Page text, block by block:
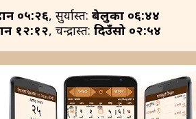
०५:२६, सुर्यास्त: बेलुका ०६:४४
१२:१२, चन्द्रास्त: दिउँसो ०२:५४